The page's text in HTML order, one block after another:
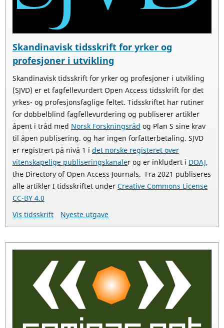
Skandinavisk tidsskrift for yrker og
profesjoner i utvikling
Skandinavisk tidsskrift for yrker og profesjoner i utvikling
(SJVD) er et fagfellevurdert Open Access tidsskrift for det
yrkes- og profesjonsfaglige feltet. Tidsskriftet har rutiner
for dobbelblind fagfellevurdering og publiserer artikler
åpent i tråd med Norsk Forskningsråd og Plan S sine krav
til åpen publisering. og har ingen forfatterbetaling. SJVD
er registrert på nivå 1 i det norske registeret over
vitenskapelige publiseringskanaler og er inkludert i DOAJ,
the Directory of Open Access Journals. Fra 2021 publiseres
alle artikler I tidsskriftet under Creative Commons License
CC-BY 4.0
Vis tidsskrift
Nyeste utgave